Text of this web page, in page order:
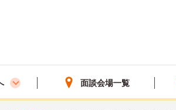
面談会場一覧